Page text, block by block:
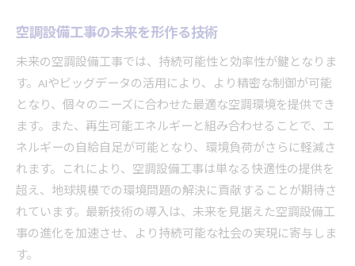
空調設備工事の未来を形作る技術
未来の空調設備工事では、持続可能性と効率性が鍵となりま
す。AIやビッグデータの活用により、より精密な制御が可能
となり、個々のニーズに合わせた最適な空調環境を提供でき
ます。また、再生可能エネルギーと組み合わせることで、エ
ネルギーの自給自足が可能となり、環境負荷がさらに軽減さ
れます。これにより、空調設備工事は単なる快適性の提供を
超え、地球規模での環境問題の解決に貢献することが期待さ
れています。最新技術の導入は、未来を見据えた空調設備工
事の進化を加速させ、より持続可能な社会の実現に寄与しま
す。